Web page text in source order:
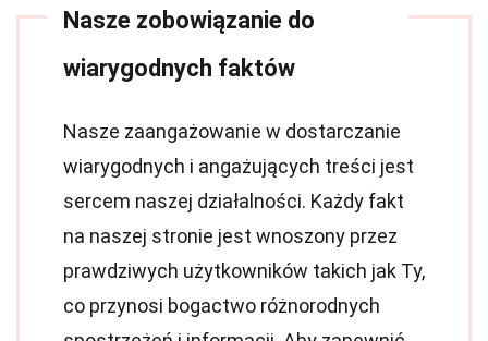
Nasze zobowiązanie do
wiarygodnych faktów
Nasze zaangażowanie w dostarczanie
wiarygodnych i angażujących treści jest
sercem naszej działalności. Każdy fakt
na naszej stronie jest wnoszony przez
prawdziwych użytkowników takich jak Ty,
co przynosi bogactwo różnorodnych